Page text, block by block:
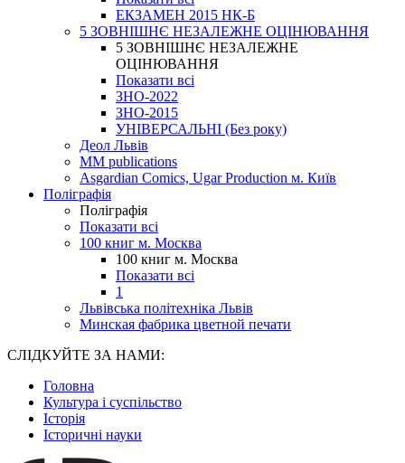
ЕКЗАМЕН 2015 НК-Б
5 ЗОВНІШНЄ НЕЗАЛЕЖНЕ ОЦІНЮВАННЯ
5 ЗОВНІШНЄ НЕЗАЛЕЖНЕ
ОЦІНЮВАННЯ
Показати всі
ЗНО-2022
ЗНО-2015
УНІВЕРСАЛЬНІ (Без року)
Деол Львів
MM publications
Asgardian Comics, Ugar Production м. Київ
Поліграфія
Поліграфія
Показати всі
100 книг м. Москва
100 книг м. Москва
Показати всі
1
Львівська політехніка Львів
Минская фабрика цветной печати
СЛІДКУЙТЕ ЗА НАМИ:
Головна
Культура і суспільство
Історія
Історичні науки